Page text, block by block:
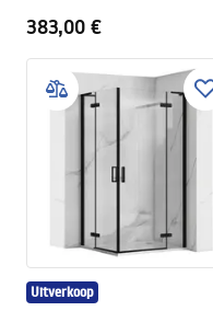
383,00 €
Uitverkoop